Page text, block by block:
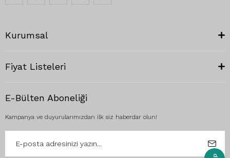
Kurumsal
Fiyat Listeleri
E-Bülten Aboneliği
Kampanya ve duyurularımızdan ilk siz haberdar olun!